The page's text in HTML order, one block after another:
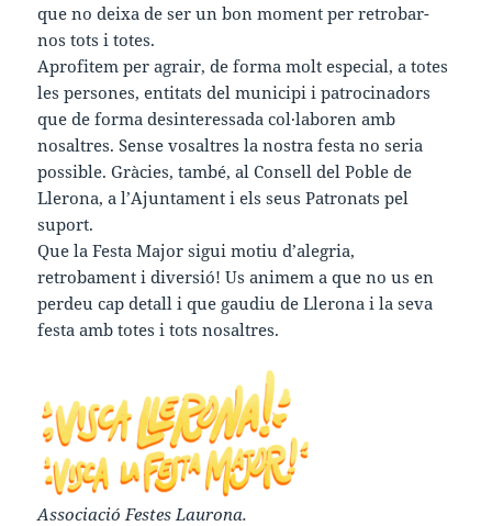
que no deixa de ser un bon moment per retrobar-
nos tots i totes.
Aprofitem per agrair, de forma molt especial, a totes
les persones, entitats del municipi i patrocinadors
que de forma desinteressada col·laboren amb
nosaltres. Sense vosaltres la nostra festa no seria
possible. Gràcies, també, al Consell del Poble de
Llerona, a l’Ajuntament i els seus Patronats pel
suport.
Que la Festa Major sigui motiu d’alegria,
retrobament i diversió! Us animem a que no us en
perdeu cap detall i que gaudiu de Llerona i la seva
festa amb totes i tots nosaltres.
Associació Festes Laurona.